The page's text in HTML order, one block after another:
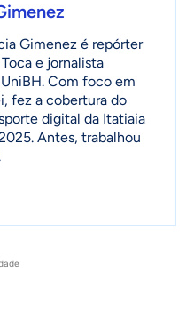
Gimenez é repórter
e jornalista
Com foco em
fez a cobertura do
digital da Itatiaia
Antes, trabalhou